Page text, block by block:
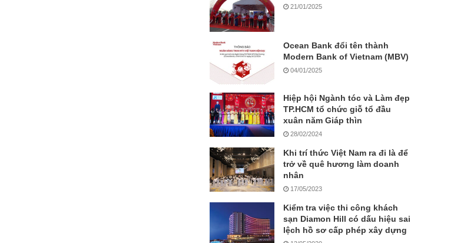
21/01/2025
Ocean Bank đổi tên thành
Modern Bank of Vietnam (MBV)
04/01/2025
Hiệp hội Ngành tóc và Làm đẹp
TP.HCM tổ chức giỗ tổ đầu
xuân năm Giáp thìn
28/02/2024
Khi trí thức Việt Nam ra đi là để
trở về quê hương làm doanh
nhân
17/05/2023
Kiểm tra việc thi công khách
sạn Diamon Hill có dấu hiệu sai
lệch hồ sơ cấp phép xây dựng